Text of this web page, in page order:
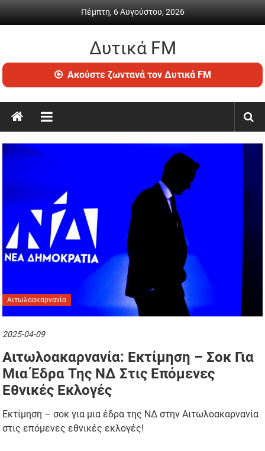
Πέμπτη, 6 Αυγούστου, 2026
Δυτικά FM
Ραδιόφωνο
•
ενημέρωση
Ακούστε ζωντανά τον Δυτικά FM
Αιτωλοακαρνανία
2025-04-09
Αιτωλοακαρνανία: Εκτίμηση – Σοκ Για
Μια Έδρα Της ΝΔ Στις Επόμενες
Εθνικές Εκλογές
Εκτίμηση – σοκ για μια έδρα της ΝΔ στην Αιτωλοακαρνανία
στις επόμενες εθνικές εκλογές!